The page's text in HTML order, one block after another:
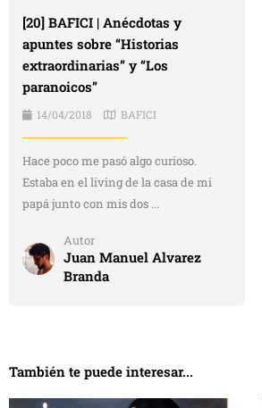
[20] BAFICI | Anécdotas y
apuntes sobre “Historias
extraordinarias” y “Los
paranoicos”
14/04/2018 BAFICI
Hace poco me pasó algo curioso.
Estaba en el living de la casa de mi
papá junto con mis dos ...
Autor
Juan Manuel Alvarez
Branda
También te puede interesar...